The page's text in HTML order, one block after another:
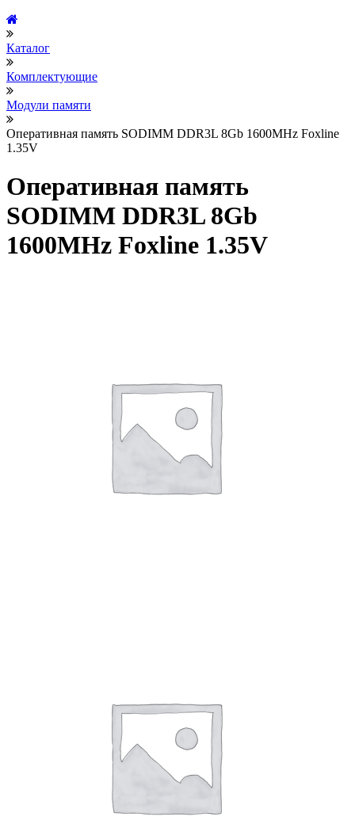
Каталог
Комплектующие
Модули памяти
Оперативная память SODIMM DDR3L 8Gb 1600MHz Foxline
1.35V
Оперативная память
SODIMM DDR3L 8Gb
1600MHz Foxline 1.35V